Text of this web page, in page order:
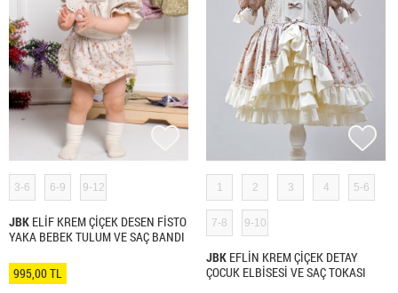
3-6 6-9 9-12
JBK ELİF KREM ÇİÇEK DESEN FİSTO
YAKA BEBEK TULUM VE SAÇ BANDI
995,00 TL
1 2 3 4 5-6
7-8 9-10
JBK EFLİN KREM ÇİÇEK DETAY
ÇOCUK ELBİSESİ VE SAÇ TOKASI